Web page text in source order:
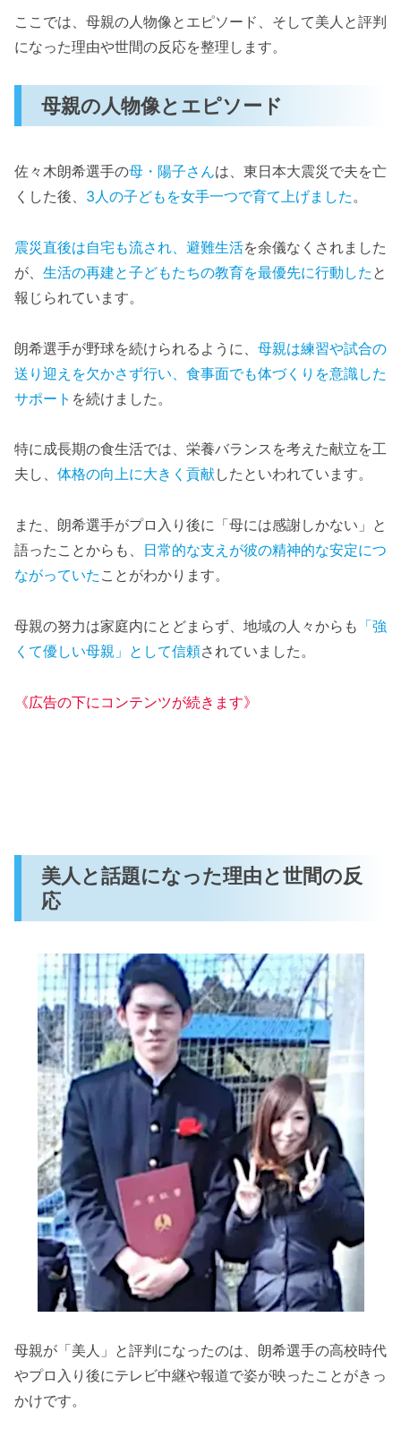
ここでは、母親の人物像とエピソード、そして美人と評判
になった理由や世間の反応を整理します。
母親の人物像とエピソード
佐々木朗希選手の母・陽子さんは、東日本大震災で夫を亡
くした後、 3人の子どもを女手一つで育て上げました 。
震災直後は自宅も流され、避難生活を余儀なくされました
が、 生活の再建と子どもたちの教育を最優先に行動した と
報じられています。
朗希選手が野球を続けられるように、 母親は練習や試合の
送り迎えを欠かさず行い、食事面でも体づくりを意識した
サポート を続けました。
特に成長期の食生活では、栄養バランスを考えた献立を工
夫し、 体格の向上に大きく貢献したといわれています。
また、朗希選手がプロ入り後に「母には感謝しかない」と
語ったことからも、 日常的な支えが彼の精神的な安定につ
ながっていた ことがわかります。
母親の努力は家庭内にとどまらず、地域の人々からも 「強
くて優しい母親」として信頼されていました。
《広告の下にコンテンツが続きます》
美人と話題になった理由と世間の反
応
母親が「美人」と評判になったのは、朗希選手の高校時代
やプロ入り後にテレビ中継や報道で姿が映ったことがきっ
かけです。